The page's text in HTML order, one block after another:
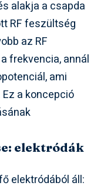
alakja a csapda
RF feszültség
az RF
frekvencia, annál
ami
a koncepció
elektródák
elektródából áll: